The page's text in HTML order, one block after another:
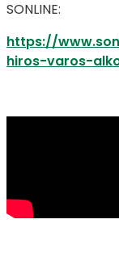
SONLINE:
https://
hiros-varos-